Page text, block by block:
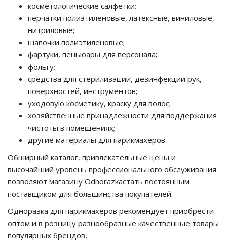
косметологические салфетки;
перчатки полиэтиленовые, латексные, виниловые,
нитриловые;
шапочки полиэтиленовые;
фартуки, пеньюары для персонала;
фольгу;
средства для стерилизации, дезинфекции рук,
поверхностей, инструментов;
уходовую косметику, краску для волос;
хозяйственные принадлежности для поддержания
чистоты в помещениях;
другие материалы для парикмахеров.
Обширный каталог, привлекательные цены и
высочайший уровень профессионального обслуживания
позволяют магазину Odnorazkaстать постоянным
поставщиком для большинства покупателей.
Одноразка для парикмахеров рекомендует приобрести
оптом и в розницу разнообразные качественные товары
популярных брендов,